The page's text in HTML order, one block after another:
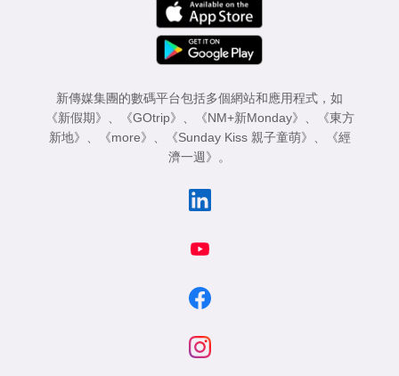
新傳媒集團的數碼平台包括多個網站和應用程式，如
《新假期》 、 《GOtrip》 、 《NM+新Monday》 、
《東方
新地》 、 《more》 、 《Sunday Kiss 親子童萌》 、
《經
濟一週》 。